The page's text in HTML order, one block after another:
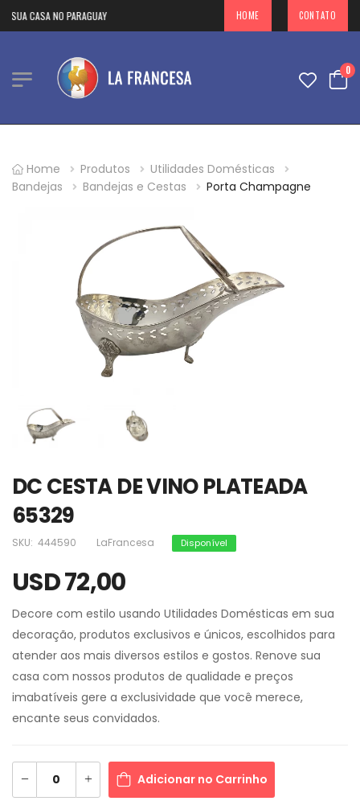
CASA NO PARAGUAY HOME CONTATO
0
Home Produtos
Utilidades Domésticas
Bandejas
Bandejas e Cestas Porta Champagne
DC CESTA DE VINO PLATEADA
65329
SKU: 444590 LaFrancesa Disponível
USD 72,00
Decore com estilo usando Utilidades Domésticas em sua
decoração, produtos exclusivos e únicos, escolhidos para
atender aos mais diversos estilos e gostos. Renove sua
casa com nossos produtos de qualidade e preços
imabatíveis gere a exclusividade que você merece,
encante seus convidados.
Adicionar no Carrinho